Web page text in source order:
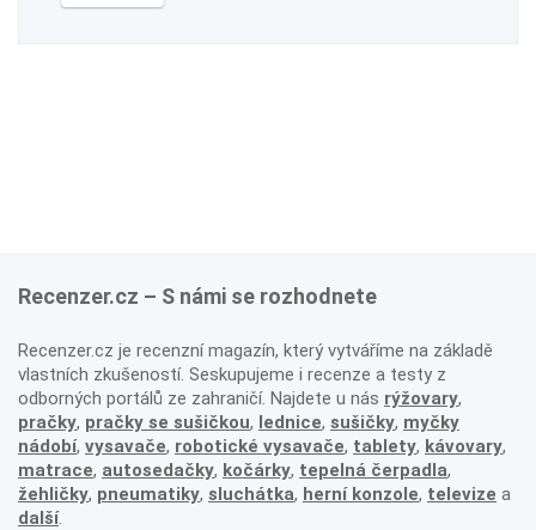
Recenzer.cz – S námi se rozhodnete
Recenzer.cz je recenzní magazín, který vytváříme na základě
vlastních zkušeností. Seskupujeme i recenze a testy z
odborných portálů ze zahraničí. Najdete u nás rýžovary,
pračky, pračky se sušičkou, lednice, sušičky, myčky
nádobí, vysavače, robotické vysavače, tablety, kávovary,
matrace, autosedačky, kočárky, tepelná čerpadla,
žehličky, pneumatiky, sluchátka, herní konzole, televize a
další.